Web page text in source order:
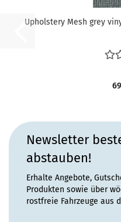
Upholstery Mesh grey
Newsletter
abstauben!
Erhalte Angebote,
Produkten sowie über
rostfreie Fahrzeuge aus